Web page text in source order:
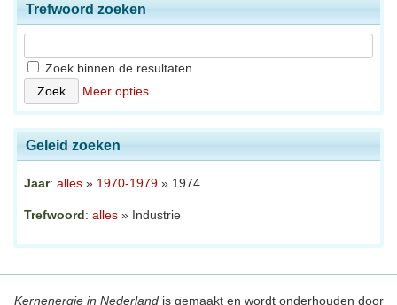
Trefwoord zoeken
Zoek binnen de resultaten
Meer opties
Geleid zoeken
Jaar: alles » 1970-1979 » 1974
Trefwoord: alles » Industrie
Kernenergie in Nederlandis gemaakt en wordt onderhouden door